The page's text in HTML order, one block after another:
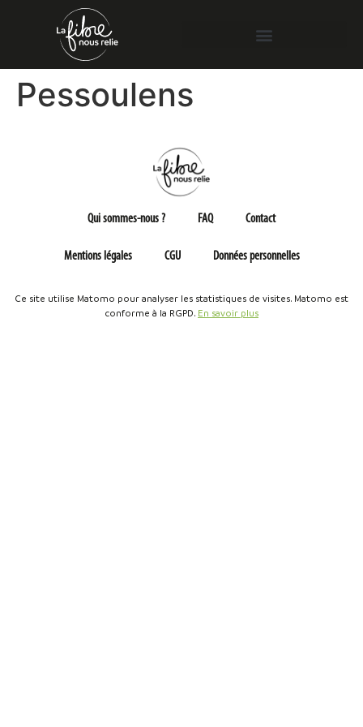
Pessoulens
Qui sommes-nous ? FAQ Contact
Mentions légales CGU Données personnelles
Ce site utilise Matomo pour analyser les statistiques de visites. Matomo est
conforme à la RGPD. En savoir plus